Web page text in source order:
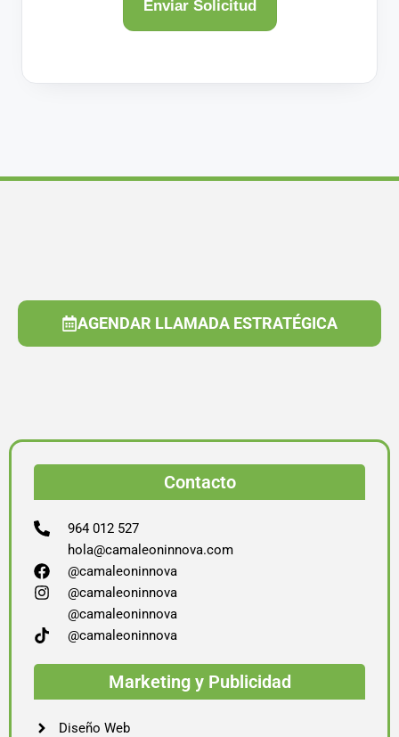
AGENDAR LLAMADA ESTRATÉGICA
Contacto
964 012 527
hola@camaleoninnova.com
@camaleoninnova
@camaleoninnova
@camaleoninnova
@camaleoninnova
Marketing y Publicidad
Diseño Web